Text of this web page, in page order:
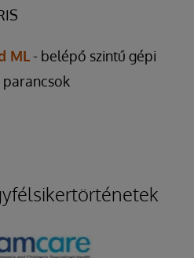
ML- belépő szintű gépi
parancsok